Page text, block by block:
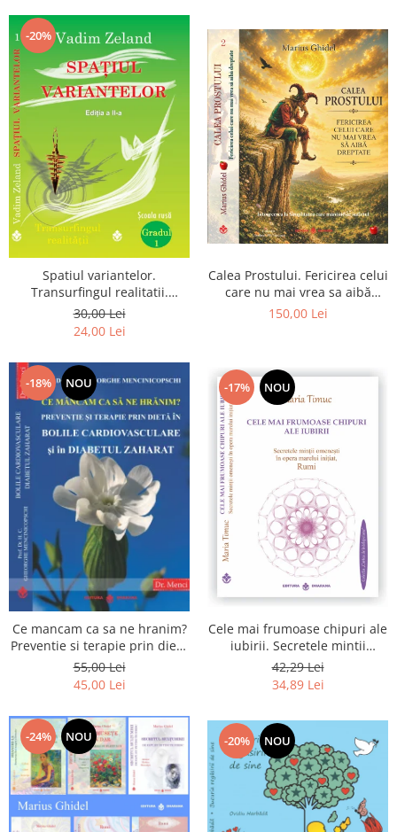
-20%
Spatiul variantelor.
Transurfingul realitatii.
Gradul 1. Cum sa ne
dezvoltam intuitia si sa ne
30,00 Lei
24,00 Lei
Calea Prostului. Fericirea celui
care nu mai vrea sa aibă
dreptate - Intoarcerea la
150,00 Lei
-18% NOU
Ce mancam ca sa ne hranim?
Preventie si terapie prin dieta
in bolile cardiovasculare si in
diabetul zaharat
55,00 Lei
45,00 Lei
-17% NOU
Cele mai frumoase chipuri ale
iubirii. Secretele mintii
omenesti in opera marelui
initiat, Rumi
42,29 Lei
34,89 Lei
-24% NOU -20% NOU